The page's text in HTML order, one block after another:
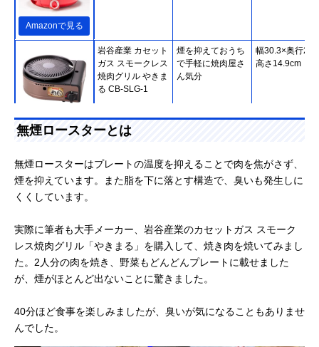
Amazonで見る
Amazonで見る
岩谷産業 カセット
ガス スモークレス
焼肉グリル やきま
る CB-SLG-1
煙を抑えておうち
で手軽に焼肉屋さ
ん気分
幅30.3×奥行
高さ14.9cm
Amazonで見る
(IRIS OHYAMA) マ
ルチロースター
EMT-1101
ラミックフィルタ
ーを採用
30.6×高さ
Amazonで見る
ニチネン 遠赤無煙
グリル UFO CCM-
101
遠赤外線でうまみ
成分を閉じ込めふ
っくらジューシー
幅44.3×奥行
さ26.5cm
無煙ロースターとは
無煙ロースターはプレートの温度を抑えることで肉を焦がさず、
煙を抑えています。また脂を下に落とす構造で、臭いも発生しに
くくしています。
実際に筆者も大手メーカー、岩谷産業のカセットガス スモーク
レス焼肉グリル「やきまる」を購入して、焼き肉を焼いてみまし
た。2人分の肉を焼き、野菜もどんどんプレートに載せました
が、煙がほとんど出ないことに驚きました。
40分ほど食事を楽しみましたが、臭いが気になることもありませ
んでした。